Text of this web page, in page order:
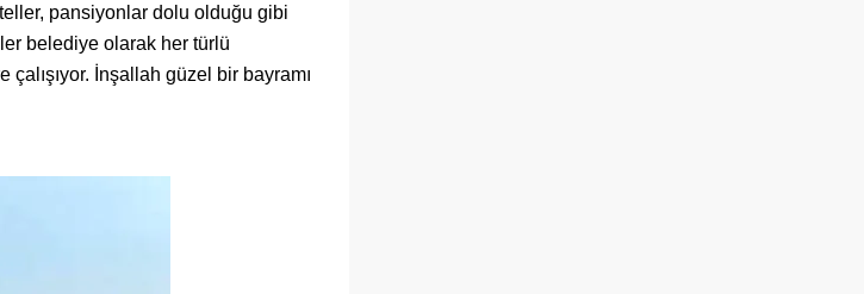
pansiyonlar dolu olduğu gibi
belediye olarak her türlü
çalışıyor. İnşallah güzel bir bayramı